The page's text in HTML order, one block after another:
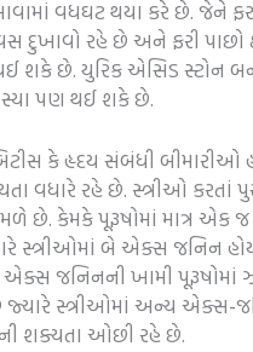
વધઘટ થયા કરે છે. જેને
દુખાવો રહે છે અને ફરી પાછો
શકે છે. યુરિક એસિડ સ્ટોન
પણ થઈ શકે છે.
કે હૃદય સંબંધી બીમારીઓ
વધારે રહે છે. સ્ત્રીઓ કરતાં
છે. કેમકે પૂરૂષોમાં માત્ર એક
સ્ત્રીઓમાં બે એક્સ જનિન
એક્સ જનિનની ખામી પૂરૂષોમાં
જ્યારે સ્ત્રીઓમાં અન્ય એક્સ-
શક્યતા ઓછી રહે છે.